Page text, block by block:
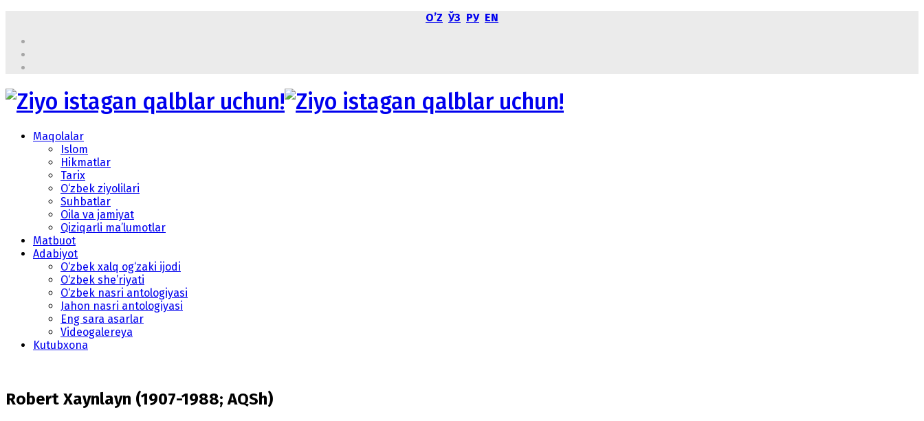
OʼZ ЎЗ РУ EN
Maqolalar
Islom
Hikmatlar
Tarix
O‘zbek ziyolilari
Suhbatlar
Oila va jamiyat
Qiziqarli ma’lumotlar
Matbuot
Adabiyot
O‘zbek xalq og‘zaki ijodi
O‘zbek she’riyati
O‘zbek nasri antologiyasi
Jahon nasri antologiyasi
Eng sara asarlar
Videogalereya
Kutubxona
Robert Xaynlayn (1907-1988; AQSh)